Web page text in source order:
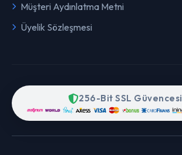
Müşteri Aydınlatma Metni
Üyelik Sözleşmesi
256-Bit SSL Güvencesi